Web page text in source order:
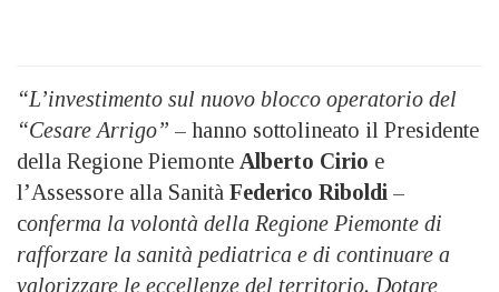
“L’investimento sul nuovo blocco operatorio del
“Cesare Arrigo” – hanno sottolineato il Presidente
della Regione Piemonte Alberto Cirio e
l’Assessore alla Sanità Federico Riboldi –
conferma la volontà della Regione Piemonte di
rafforzare la sanità pediatrica e di continuare a
valorizzare le eccellenze del territorio. Dotare